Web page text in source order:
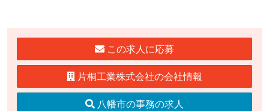
この求人に応募
片桐工業株式会社の会社情報
八幡市の事務の求人